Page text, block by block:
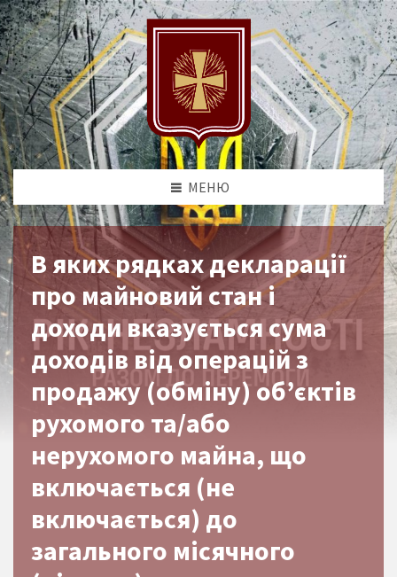
МЕНЮ
В яких рядках декларації
про майновий стан і
доходи вказується сума
доходів від операцій з
продажу (обміну) об’єктів
рухомого та/або
нерухомого майна, що
включається (не
включається) до
загального місячного